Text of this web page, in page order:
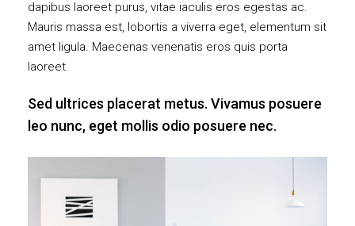
dapibus laoreet purus, vitae iaculis eros egestas ac.
Mauris massa est, lobortis a viverra eget, elementum sit
amet ligula. Maecenas venenatis eros quis porta
laoreet.
Sed ultrices placerat metus. Vivamus posuere
leo nunc, eget mollis odio posuere nec.